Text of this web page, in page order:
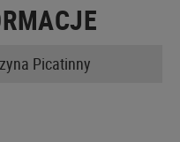
Picatinny